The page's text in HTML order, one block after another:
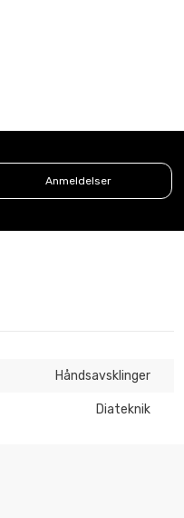
Anmeldelser
Håndsavsklinger
Diateknik